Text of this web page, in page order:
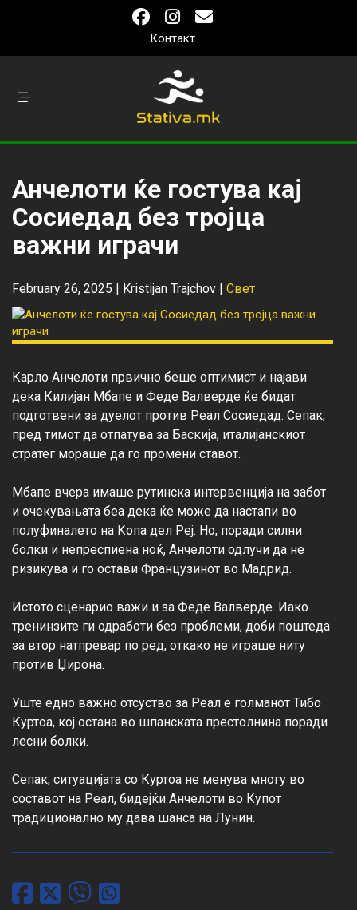
Контакт
Анчелоти ќе гостува кај
Сосиедад без тројца
важни играчи
February 26, 2025 | Kristijan Trajchov | Свет
Карло Анчелоти првично беше оптимист и најави
дека Килијан Мбапе и Феде Валверде ќе бидат
подготвени за дуелот против Реал Сосиедад. Сепак,
пред тимот да отпатува за Баскија, италијанскиот
стратег мораше да го промени ставот.
Мбапе вчера имаше рутинска интервенција на забот
и очекувањата беа дека ќе може да настапи во
полуфиналето на Копа дел Реј. Но, поради силни
болки и непреспиена ноќ, Анчелоти одлучи да не
ризикува и го остави Французинот во Мадрид.
Истото сценарио важи и за Феде Валверде. Иако
тренинзите ги одработи без проблеми, доби поштеда
за втор натпревар по ред, откако не играше ниту
против Џирона.
Уште едно важно отсуство за Реал е голманот Тибо
Куртоа, кој остана во шпанската престолнина поради
лесни болки.
Сепак, ситуацијата со Куртоа не менува многу во
составот на Реал, бидејќи Анчелоти во Купот
традиционално му дава шанса на Лунин.